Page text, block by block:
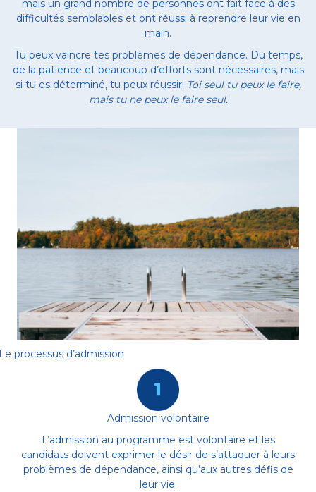
mais un grand nombre de personnes ont fait face à des
difficultés semblables et ont réussi à reprendre leur vie en
main.
Tu peux vaincre tes problèmes de dépendance. Du temps,
de la patience et beaucoup d’efforts sont nécessaires, mais
si tu es déterminé, tu peux réussir! Toi seul tu peux le faire,
mais tu ne peux le faire seul.
processus d’admission
Admission volontaire
L’admission au programme est volontaire et les
candidats doivent exprimer le désir de s’attaquer à leurs
problèmes de dépendance, ainsi qu’aux autres défis de
leur vie.